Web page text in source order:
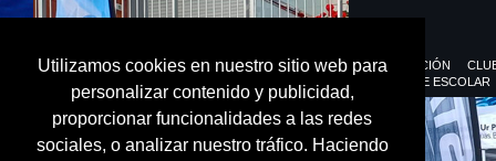
Utilizamos cookies en nuestro sitio web para
personalizar contenido y publicidad,
proporcionar funcionalidades a las redes
sociales, o analizar nuestro tráfico. Haciendo
FEDERACIÓN
DEPORTE ESCOLAR